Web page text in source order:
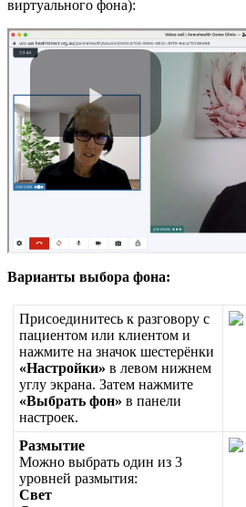
виртуального фона):
Варианты выбора фона:
Присоединитесь к разговору с
пациентом или клиентом и
нажмите на значок шестерёнки
«Настройки» в левом нижнем
углу экрана. Затем нажмите
«Выбрать фон» в панели
настроек.
Размытие
Можно выбрать один из 3
уровней размытия:
Свет